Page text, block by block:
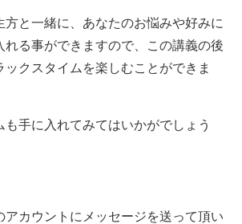
方と一緒に、あなたのお悩みや好みに
れる事ができますので、この講義の後
ックスタイムを楽しむことができま
も手に入れてみてはいかがでしょう
アカウントにメッセージを送って頂い